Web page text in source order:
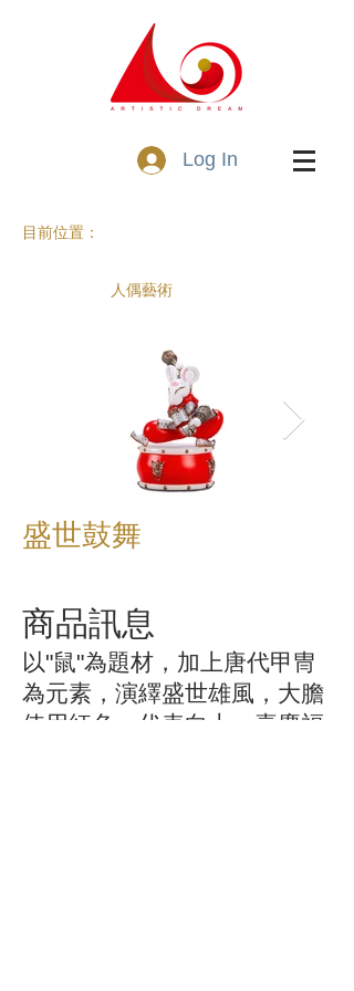
Log In
目前位置：
人偶藝術
盛世鼓舞
商品訊息
以"鼠"為題材，加上唐代甲冑
為元素，演繹盛世雄風，大膽
使用紅色，代表向上，喜慶福